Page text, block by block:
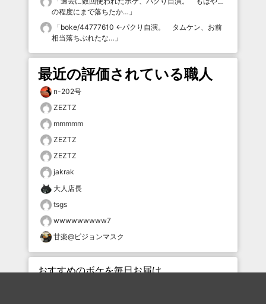
の程度にまで落ちたか… 」
「boke/44777610 ←パクり自演。 タムケン、お前
相当落ちぶれたな… 」
最近の評価されている職人
n-202号
ZEZTZ
mmmmm
ZEZTZ
ZEZTZ
jakrak
大人店長
tsgs
wwwwwwwww7
甘楽@ピジョンマスク
おすすめのボケを毎日お届け